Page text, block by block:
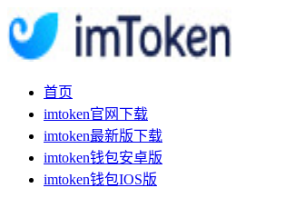
首页
imtoken官网下载
imtoken最新版下载
imtoken钱包安卓版
imtoken钱包IOS版